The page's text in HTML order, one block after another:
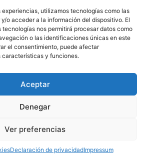
experiencias, utilizamos tecnologías como las
o acceder a la información del dispositivo. El
nos permitirá procesar datos como
o las identificaciones únicas en este
el consentimiento, puede afectar
y funciones.
Aceptar
Denegar
Ver preferencias
Declaración de privacidadImpressum
de Cookies
Aviso Legal
910 607 564
derechos reservados